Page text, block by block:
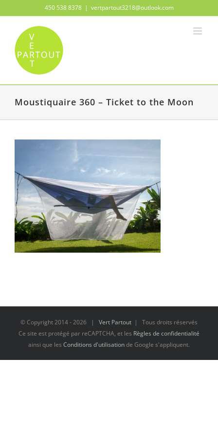
contenu
450 538 8378 | vertpartout3218@outlook.com
Moustiquaire 360 – Ticket to the Moon
© Copyright 2014 -2026 | Vert Partout | Tous droits réservés
Ce site est protégé par reCAPTCHA, et les Règles de confidentialité
ainsi que les Conditions d'utilisationde Google s'appliquent.